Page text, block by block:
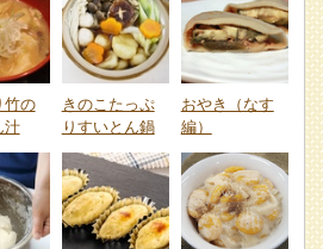
竹の
汁
きのこたっぷ
りすいとん鍋
おやき（なす
編）